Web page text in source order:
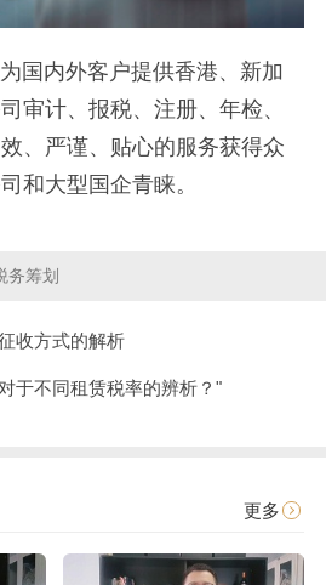
国内外客户提供香港、新加
审计、报税、注册、年检、
、严谨、贴心的服务获得众
和大型国企青睐。
务筹划
收方式的解析
于不同租赁税率的辨析？"
更多